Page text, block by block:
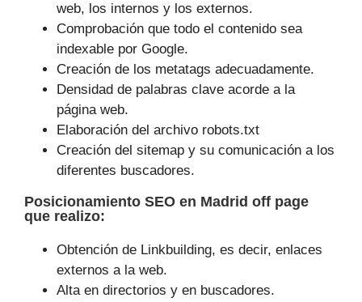
web, los internos y los externos.
Comprobación que todo el contenido sea
indexable por Google.
Creación de los metatags adecuadamente.
Densidad de palabras clave acorde a la
página web.
Elaboración del archivo robots.txt
Creación del sitemap y su comunicación a los
diferentes buscadores.
Posicionamiento SEO en Madrid off page
que realizo:
Obtención de Linkbuilding, es decir, enlaces
externos a la web.
Alta en directorios y en buscadores.